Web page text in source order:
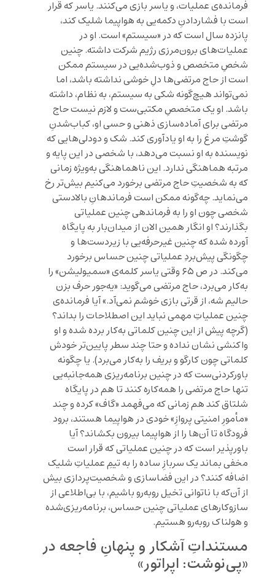
فرمانده‌ی عملیات، و یاسر بازی می‌کنند. یاسر که قرار
است با فشاردادنِ دکمه‌یی به هواپیما شلیک کند،
پانزده سال است که در «سیستم»‌ است. او در
عملیات‌های برون‌مرزی رژیم شرکت داشته. چنین
شخصِ متخصص و ذوب‌شده‌یی در سیستم ممکن
است از حاج مرتضی‌ها دلِ خوشی نداشته باشد، اما
نمی‌تواند هیچ‌گونه شکی به سیستم، به نظام، داشته
باشد. او یک متخصصِ مکتبی‌ست و لازم نیست حاج
مرتضی برای آماده‌سازی ذهنی و حسی او، کباب‌شدنِ
گوشتِ مرغ را به او یادآوری کند. شک و دودلی‌هایی که
نویسنده به او نسبت می‌دهد، با شخصی در این پایه و
مرتبه هماهنگی ندارد. این ناهماهنگی به‌ویژه زمانی
که به شخصیتِ حاج مرتضی برخورد می‌کنیم بیش‌تر رخ
می‌نماید. چه‌گونه ممکن است فرماندهانِ بالادستی
شخصی چون او را به فرماندهی چنین عملیاتی
بگذارند؟ او انگار همین الان از میدان‌بار به پایگاه
آورده شده که چنین غیرحرفه‌یی با زیردست‌ها و
چگونگی‌ پیش‌بردِ عملیاتی چنین حساس برخورد
می‌کند. در ص ۶۵ وقتی یاسر کلمه‌ی «سمیولیشن» را
به‌کار می‌برد، حاج مرتضی می‌گوید: «یه‌جور حرف بزن
حالیم شه، از قرتی بازی خوشم نمی‌آد.» آیا فرمانده‌ی
چنین عملیاتِ مهمی نباید این اصطلاحات را بداند؟
(گرچه پیش از این چنین کلماتی به‌کار برده شده و او
واکنشی نشان نداده و حتا چند سطر پایین‌تر خودش
کلماتی چون کارگو و بریف را به‌کار می‌برد). یا چگونه
باورکردنی‌ست که در چنین برنامه‌ریزی همه‌جانبه‌یی
تنها حاج مرتضی را همه‌کاره کنند تا هم در پایگاه
شلتاق کند هم زمانی که می‌فهمد «گاف» کرده و چند
«مأمورِ امنیتی پروازِ» خودی در هواپیما هستند، برود
فرودگاه تا آن‌ها را از هواپیما بیرون بکشاند؟ آیا
باورپذیر است که در چنین عملیاتی که قرار است
مخفی بماند یک سربازِ ساده را به تیمِ عملیاتِ شلیک
اضافه کنند؟ در این فضاسازی و شخصیت‌پردازی بیش
از آن‌که با ناتوانی تخیل روبه‌رو باشیم، با بی‌اطلاعی از
سازوکارهای عملیاتی چنین حساس، برنامه‌ریزی‌شده
و هولناک روبه‌رو هستیم.
مستنداتِ آشکار و پنهانِ فاجعه در
«پی‌نوشت: اپراتور»